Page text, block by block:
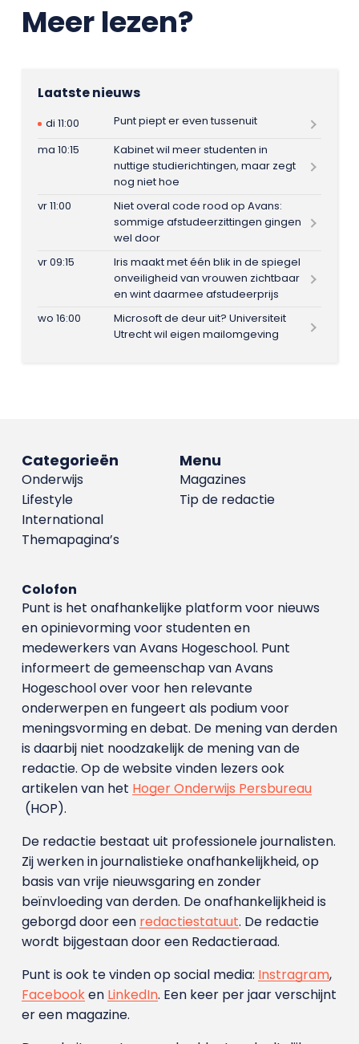
Meer lezen?
Laatste nieuws
di 11:00
Punt piept er even tussenuit
ma 10:15
Kabinet wil meer studenten in
nuttige studierichtingen, maar zegt
nog niet hoe
vr 11:00
Niet overal code rood op Avans:
sommige afstudeerzittingen gingen
wel door
vr 09:15
Iris maakt met één blik in de spiegel
onveiligheid van vrouwen zichtbaar
en wint daarmee afstudeerprijs
wo 16:00
Microsoft de deur uit? Universiteit
Utrecht wil eigen mailomgeving
Menu
Magazines
Tip de redactie
Categorieën
Onderwijs
Lifestyle
International
Themapagina’s
Colofon
Punt is het onafhankelijke platform voor nieuws
en opinievorming voor studenten en
medewerkers van Avans Hoge­school. Punt
informeert de gemeenschap van Avans
Hogeschool over voor hen relevante
onderwerpen en fungeert als podium voor
meningsvorming en debat. De mening van derden
is daarbij niet noodzakelijk de mening van de
redactie. Op de website vinden lezers ook
artikelen van het Hoger Onderwijs Persbureau
(HOP).
De redactie bestaat uit professionele journalisten.
Zij werken in journalistieke onafhankelijkheid, op
basis van vrije nieuwsgaring en zonder
beïnvloeding van derden. De onafhankelijkheid is
geborgd door een redactiestatuut. De redactie
wordt bijgestaan door een Redactieraad.
Punt is ook te vinden op social media: Instragram,
Facebooken LinkedIn. Een keer per jaar verschijnt
er een magazine.